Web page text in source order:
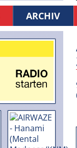
ARCHIV